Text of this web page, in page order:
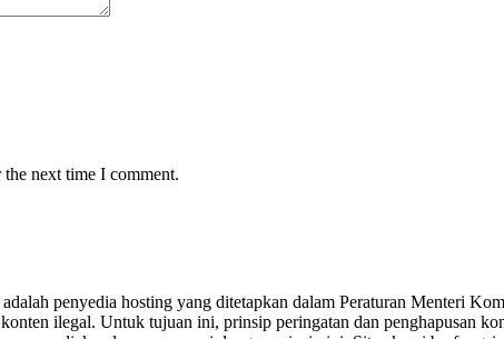
next time I comment.
penyedia hosting yang ditetapkan dalam Peraturan Menteri
ilegal. Untuk tujuan ini, prinsip peringatan dan penghapusan